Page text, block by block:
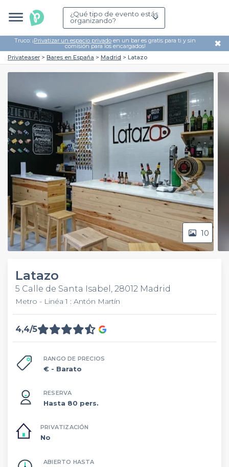
¿Qué tipo de evento estás
organizando?
Truco: ¡Privatizar un espacio privado en un bar es gratis para ti y sin
comisión para los encargados! ✖
Privateaser Bares en España Madrid Latazo
10
Latazo
5 Calle de Santa Isabel, 28012 Madrid
Metro - Linéa 1 : Antón Martín
4,4/5
RANGO DE PRECIOS
€ - Barato
RESERVA
Hasta 80 pers.
PRIVATIZACIÓN
No
ABIERTO HASTA